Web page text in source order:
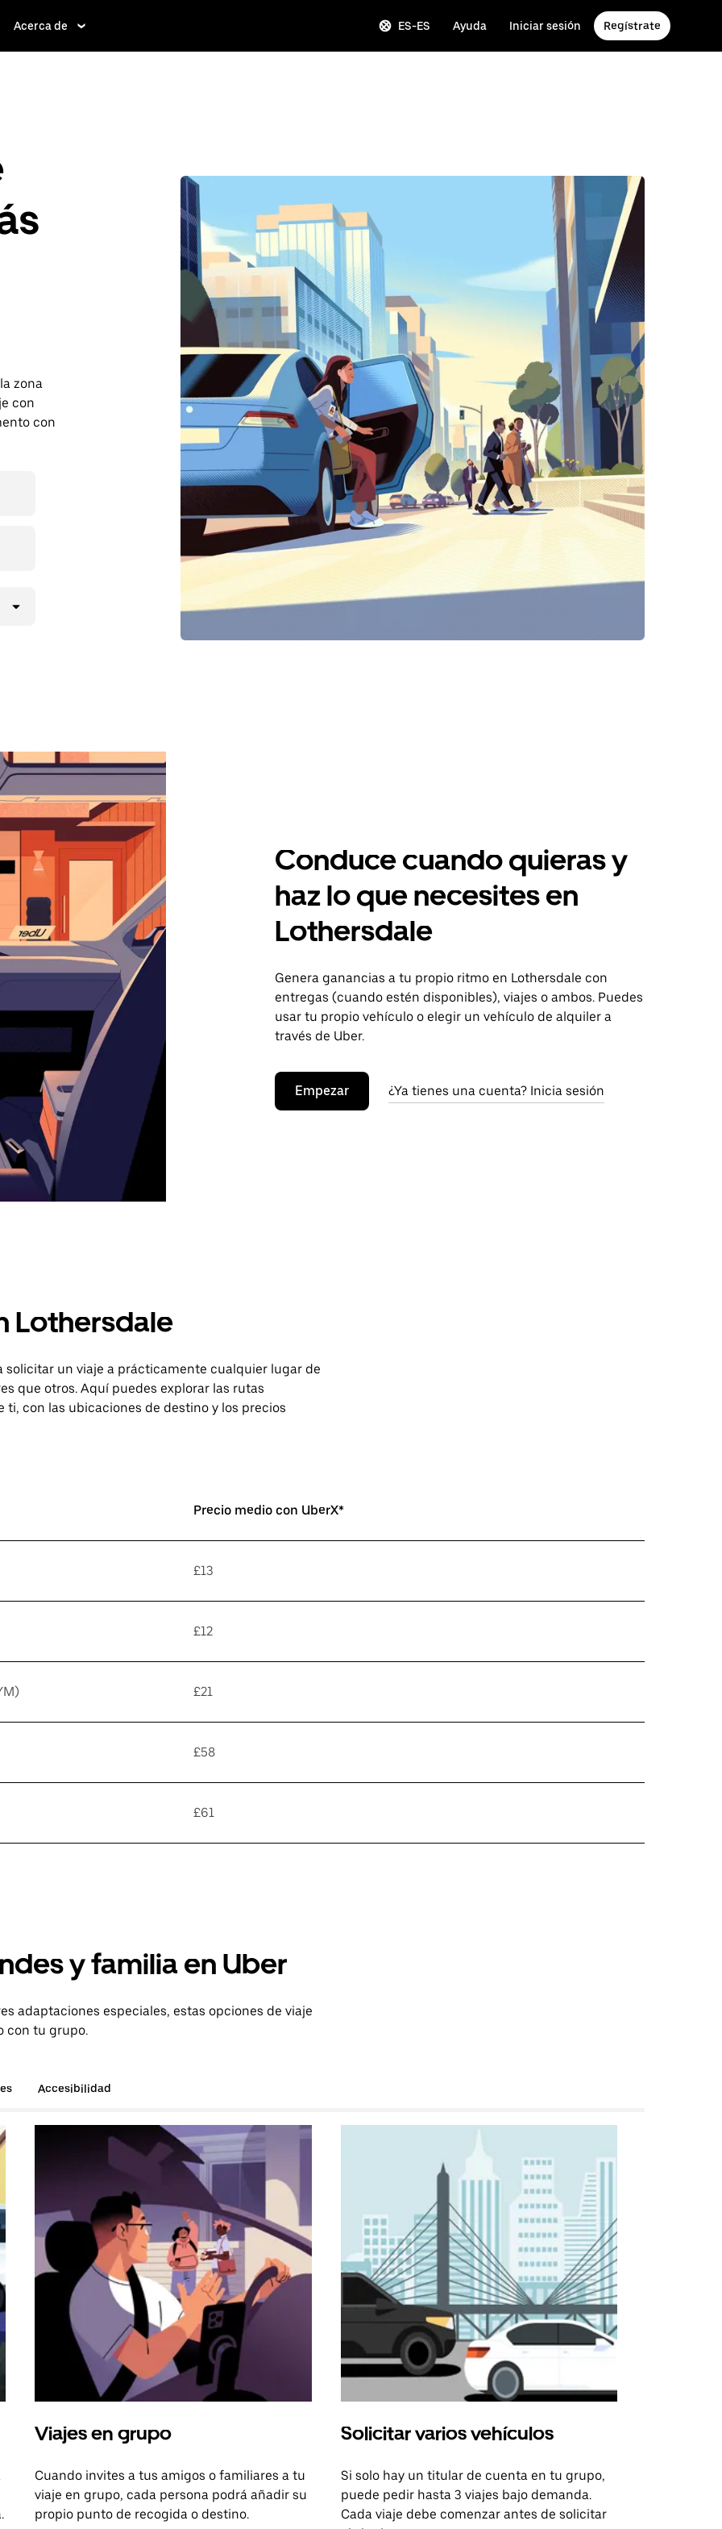
Acerca de ES-ES Ayuda Iniciar sesión Regístrate
zona
con
con
Conduce cuando quieras y
haz lo que necesites en
Lothersdale
Genera ganancias a tu propio ritmo en Lothersdale con
entregas (cuando estén disponibles), viajes o ambos. Puedes
usar tu propio vehículo o elegir un vehículo de alquiler a
través de Uber.
Empezar ¿Ya tienes una cuenta? Inicia sesión
Lothersdale
un viaje a prácticamente cualquier lugar de
que otros. Aquí puedes explorar las rutas
con las ubicaciones de destino y los precios
Precio medio con UberX*
£13
£12
£21
£58
£61
y familia en Uber
adaptaciones especiales, estas opciones de viaje
con tu grupo.
Accesibilidad
Viajes en grupo
Cuando invites a tus amigos o familiares a tu
viaje en grupo, cada persona podrá añadir su
propio punto de recogida o destino.
Solicitar varios vehículos
Si solo hay un titular de cuenta en tu grupo,
puede pedir hasta 3 viajes bajo demanda.
Cada viaje debe comenzar antes de solicitar